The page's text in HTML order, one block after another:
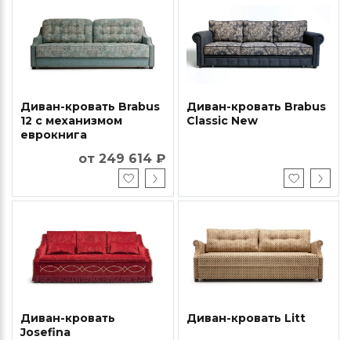
Диван-кровать Brabus
12 с механизмом
еврокнига
от 249 614 ₽
Диван-кровать Brabus
Classic New
Диван-кровать
Josefina
Диван-кровать Litt